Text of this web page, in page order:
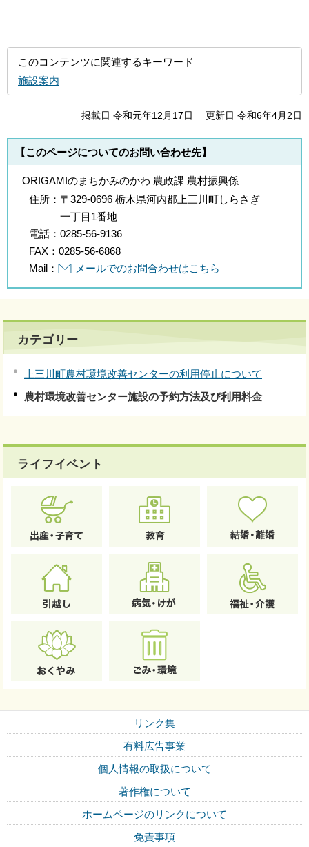
このコンテンツに関連するキーワード
施設案内
掲載日 令和元年12月17日 更新日 令和6年4月2日
【このページについてのお問い合わせ先】
ORIGAMIのまちかみのかわ 農政課 農村振興係
住所： 〒329-0696 栃木県河内郡上三川町しらさぎ
一丁目1番地
電話： 0285-56-9136
FAX： 0285-56-6868
Mail：
メールでのお問合わせはこちら
カテゴリー
上三川町農村環境改善センターの利用停止について
農村環境改善センター施設の予約方法及び利用料金
ライフイベント
リンク集
有料広告事業
個人情報の取扱について
著作権について
ホームページのリンクについて
免責事項